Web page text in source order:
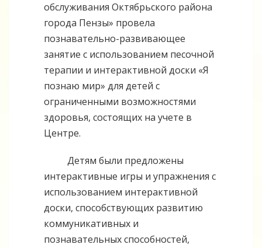
обслуживания Октябрьского района
города Пензы» провела
познавательно-развивающее
занятие с использованием песочной
терапии и интерактивной доски «Я
познаю мир» для детей с
ограниченными возможностями
здоровья, состоящих на учете в
Центре.
Детям были предложены
интерактивные игры и упражнения с
использованием интерактивной
доски, способствующих развитию
коммуникативных и
познавательных способностей,